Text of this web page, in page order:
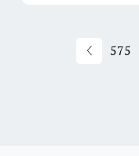
575